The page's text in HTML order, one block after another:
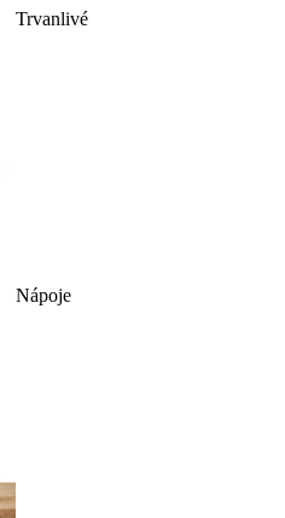
Trvanlivé
Nápoje